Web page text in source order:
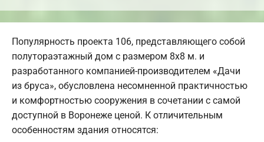
Популярность проекта 106, представляющего собой
полутораэтажный дом с размером 8х8 м. и
разработанного компанией-производителем «Дачи
из бруса», обусловлена несомненной практичностью
и комфортностью сооружения в сочетании с самой
доступной в Воронеже ценой. К отличительным
особенностям здания относятся: